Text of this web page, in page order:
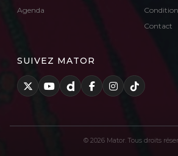
Agenda
Contact
SUIVEZ MATOR
© 2026 Mator. Tous droits